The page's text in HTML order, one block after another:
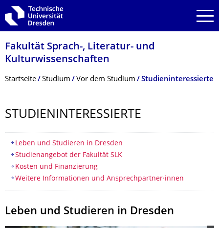
Zur Hauptnavigation springen
Zur Suche springen
Zum Inhalt springen
Fakultät Sprach-, Literatur- und
Kulturwissenschaf­ten
Breadcrumb-Menü
Startseite Studium Vor dem Studium Studieninteressierte
STUDIENINTERES­SIERTE
Inhaltsverzeichnis
Leben und Studieren in Dresden
Studienangebot der Fakultät SLK
Kosten und Finanzierung
Weitere Informationen und Ansprechpartner·innen
Leben und Studieren in Dresden